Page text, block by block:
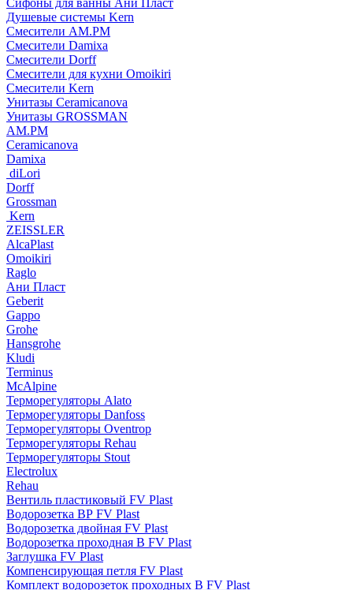
Сифоны для ванны Ани Пласт
Душевые системы Kern
Смесители AM.PM
Смесители Damixa
Смесители Dorff
Смесители для кухни Omoikiri
Смесители Kern
Унитазы Ceramicanova
Унитазы GROSSMAN
AM.PM
Ceramicanova
Damixa
diLori
Dorff
Grossman
Kern
ZEISSLER
AlcaPlast
Omoikiri
Raglo
Ани Пласт
Geberit
Gappo
Grohe
Hansgrohe
Kludi
Terminus
McAlpine
Терморегуляторы Alato
Терморегуляторы Danfoss
Терморегуляторы Oventrop
Терморегуляторы Rehau
Терморегуляторы Stout
Electrolux
Rehau
Вентиль пластиковый FV Plast
Водорозетка ВР FV Plast
Водорозетка двойная FV Plast
Водорозетка проходная В FV Plast
Заглушка FV Plast
Компенсирующая петля FV Plast
Комплект водорозеток проходных В FV Plast